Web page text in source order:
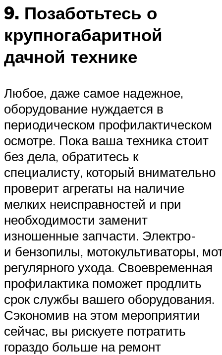
9. Позаботьтесь о
крупногабаритной
дачной технике
Любое, даже самое надежное,
оборудование нуждается в
периодическом профилактическом
осмотре. Пока ваша техника стоит
без дела, обратитесь к
специалисту, который внимательно
проверит агрегаты на наличие
мелких неисправностей и при
необходимости заменит
изношенные запчасти. Электро-
и бензопилы, мотокультиваторы,
регулярного ухода. Своевременная
профилактика поможет продлить
срок службы вашего оборудования.
Сэкономив на этом мероприятии
сейчас, вы рискуете потратить
гораздо больше на ремонт